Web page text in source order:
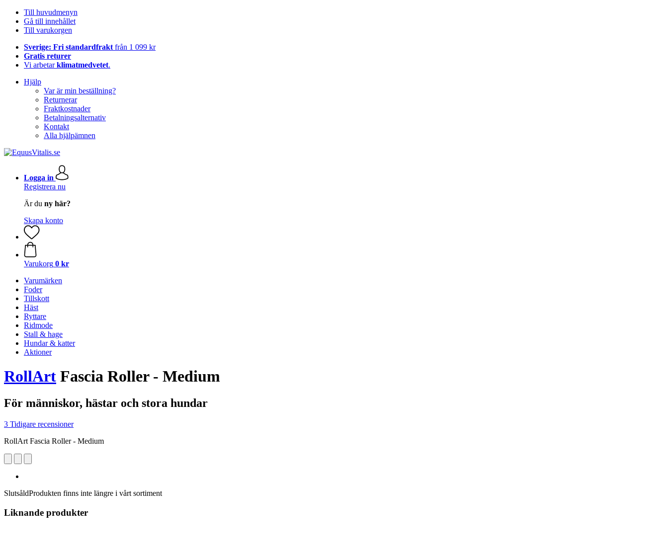
Till huvudmenyn
Gå till innehållet
Till varukorgen
Sverige: Fri standardfrakt från 1 099 kr
Gratis returer
Vi arbetarklimatmedvetet.
Hjälp
Var är min beställning?
Returnerar
Fraktkostnader
Betalningsalternativ
Kontakt
Alla hjälpämnen
Logga in
Registrera nu
Är du ny här?
Skapa konto
Varukorg 0 kr
Varumärken
Foder
Tillskott
Häst
Ryttare
Ridmode
Stall & hage
Hundar & katter
Aktioner
RollArt Fascia Roller - Medium
För människor, hästar och stora hundar
3 Tidigare recensioner
RollArt Fascia Roller - Medium
SlutsåldProdukten finns inte längre i vårt sortiment
Liknande produkter